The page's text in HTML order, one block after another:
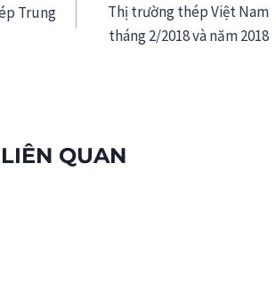
Trung
Thị trường thép Việt Nam
tháng 2/2018 và năm 2018
QUAN